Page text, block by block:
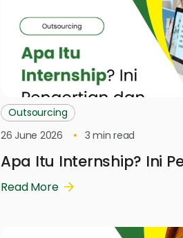
Outsourcing
26 June 2026
3 min read
Apa Itu Internship? Ini
Read More